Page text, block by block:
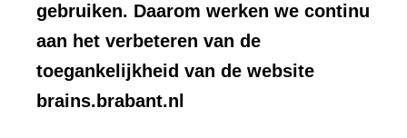
gebruiken. Daarom werken we continu
aan het verbeteren van de
toegankelijkheid van de website
brains.brabant.nl